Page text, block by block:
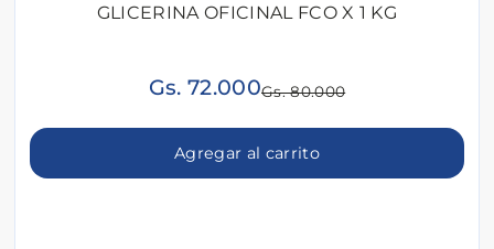
GLICERINA OFICINAL FCO X 1 KG
Gs. 72.000Gs. 80.000
Agregar al carrito